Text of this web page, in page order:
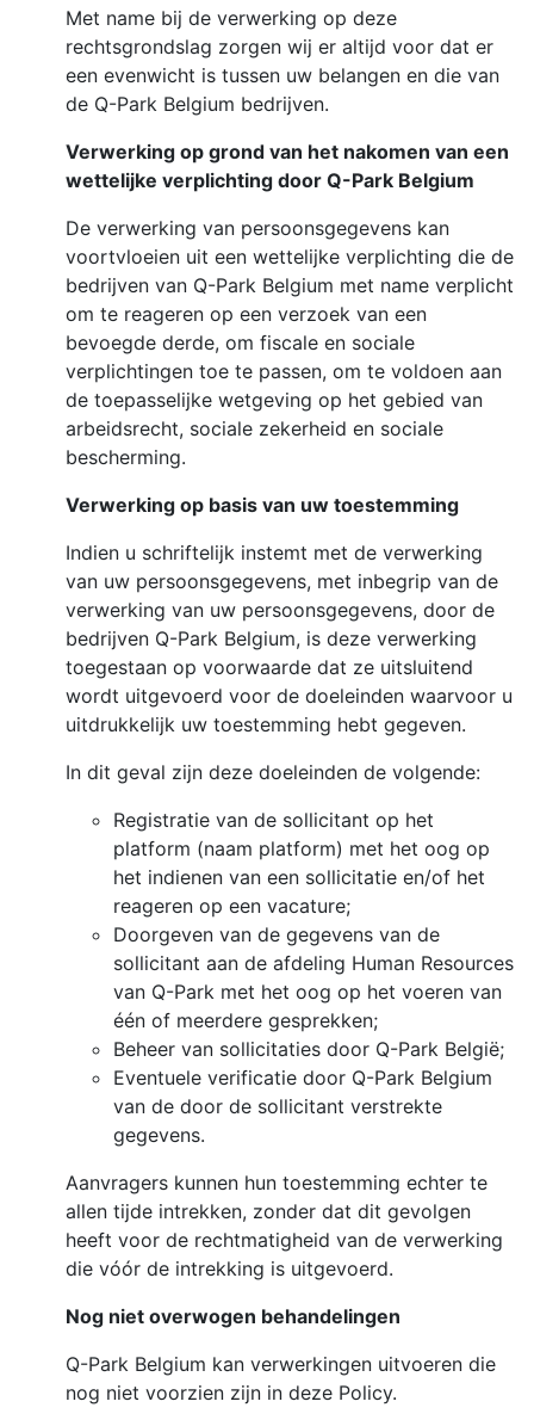
Met name bij de verwerking op deze
rechtsgrondslag zorgen wij er altijd voor dat er
een evenwicht is tussen uw belangen en die van
de Q-Park Belgium bedrijven.
Verwerking op grond van het nakomen van een
wettelijke verplichting door Q-Park Belgium
De verwerking van persoonsgegevens kan
voortvloeien uit een wettelijke verplichting die de
bedrijven van Q-Park Belgium met name verplicht
om te reageren op een verzoek van een
bevoegde derde, om fiscale en sociale
verplichtingen toe te passen, om te voldoen aan
de toepasselijke wetgeving op het gebied van
arbeidsrecht, sociale zekerheid en sociale
bescherming.
Verwerking op basis van uw toestemming
Indien u schriftelijk instemt met de verwerking
van uw persoonsgegevens, met inbegrip van de
verwerking van uw persoonsgegevens, door de
bedrijven Q-Park Belgium, is deze verwerking
toegestaan op voorwaarde dat ze uitsluitend
wordt uitgevoerd voor de doeleinden waarvoor u
uitdrukkelijk uw toestemming hebt gegeven.
In dit geval zijn deze doeleinden de volgende:
Registratie van de sollicitant op het
platform (naam platform) met het oog op
het indienen van een sollicitatie en/of het
reageren op een vacature;
Doorgeven van de gegevens van de
sollicitant aan de afdeling Human Resources
van Q-Park met het oog op het voeren van
één of meerdere gesprekken;
Beheer van sollicitaties door Q-Park België;
Eventuele verificatie door Q-Park Belgium
van de door de sollicitant verstrekte
gegevens.
Aanvragers kunnen hun toestemming echter te
allen tijde intrekken, zonder dat dit gevolgen
heeft voor de rechtmatigheid van de verwerking
die vóór de intrekking is uitgevoerd.
Nog niet overwogen behandelingen
Q-Park Belgium kan verwerkingen uitvoeren die
nog niet voorzien zijn in deze Policy.